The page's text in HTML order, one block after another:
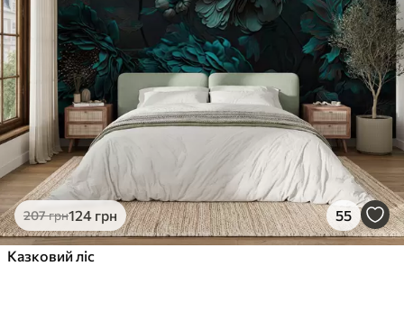
207грн124 грн 55
Казковий ліс